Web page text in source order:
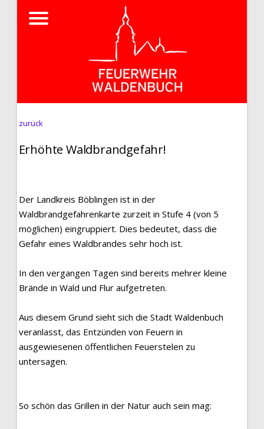
zurück
Erhöhte Waldbrandgefahr!
Der Landkreis Böblingen ist in der
Waldbrandgefahrenkarte zurzeit in Stufe 4 (von 5
möglichen) eingruppiert. Dies bedeutet, dass die
Gefahr eines Waldbrandes sehr hoch ist.
In den vergangen Tagen sind bereits mehrer kleine
Brände in Wald und Flur aufgetreten.
Aus diesem Grund sieht sich die Stadt Waldenbuch
veranlasst, das Entzünden von Feuern in
ausgewiesenen öffentlichen Feuerstelen zu
untersagen.
So schön das Grillen in der Natur auch sein mag: